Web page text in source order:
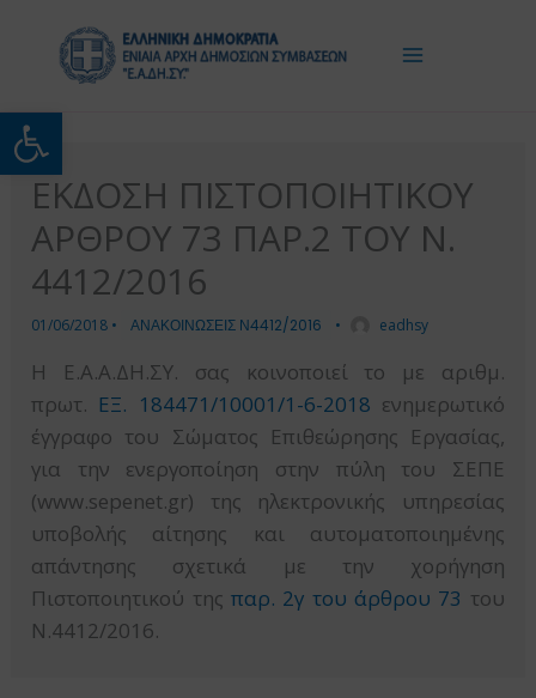
Ανοίξτε τη γραμμή
περιεχόμενο
ΕΚΔΟΣΗ ΠΙΣΤΟΠΟΙΗΤΙΚΟΥ
ΑΡΘΡΟΥ 73 ΠΑΡ.2 ΤΟΥ Ν.
4412/2016
01/06/2018 • ΑΝΑΚΟΙΝΩΣΕΙΣ Ν4412/2016 • eadhsy
Η Ε.Α.Α.ΔΗ.ΣΥ. σας κοινοποιεί το με αριθμ.
πρωτ. ΕΞ. 184471/10001/1-6-2018 ενημερωτικό
έγγραφο του Σώματος Επιθεώρησης Εργασίας,
για την ενεργοποίηση στην πύλη του ΣΕΠΕ
(www.sepenet.gr) της ηλεκτρονικής υπηρεσίας
υποβολής αίτησης και αυτοματοποιημένης
απάντησης σχετικά με την χορήγηση
Πιστοποιητικού της παρ. 2γ του άρθρου 73 του
Ν.4412/2016.